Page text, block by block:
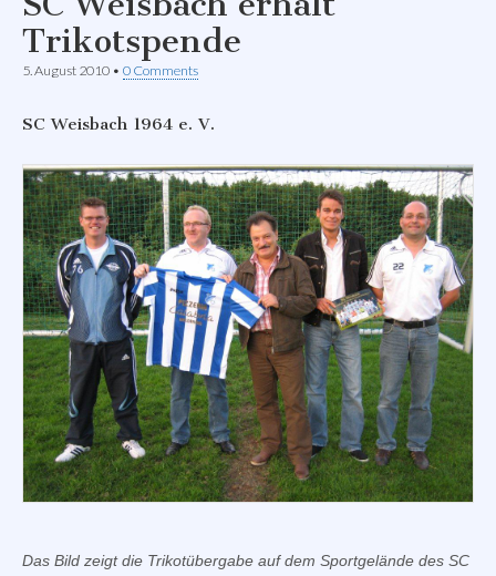
Trikotspende
5. August 2010 • 0 Comments
SC Weisbach 1964 e. V.
Das Bild zeigt die Trikotübergabe auf dem Sportgelände des SC